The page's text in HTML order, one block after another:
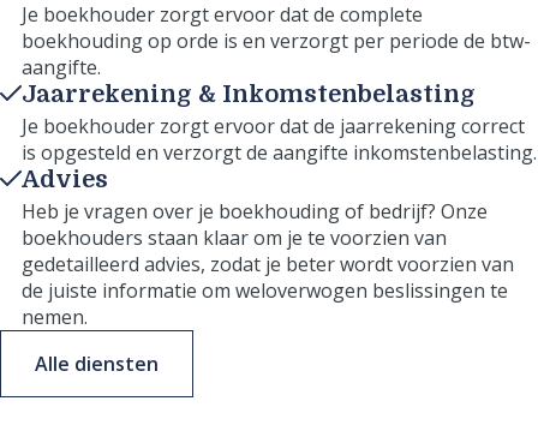
Je boekhouder zorgt ervoor dat de complete
boekhouding op orde is en verzorgt per periode de btw-
aangifte.
Jaarrekening & Inkomstenbelasting
Je boekhouder zorgt ervoor dat de jaarrekening correct
is opgesteld en verzorgt de aangifte inkomstenbelasting.
Advies
Heb je vragen over je boekhouding of bedrijf? Onze
boekhouders staan klaar om je te voorzien van
gedetailleerd advies, zodat je beter wordt voorzien van
de juiste informatie om weloverwogen beslissingen te
nemen.
Alle diensten